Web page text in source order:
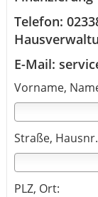
Telefon:
E-Mail:
Vorname,
Straße,
PLZ, Ort: